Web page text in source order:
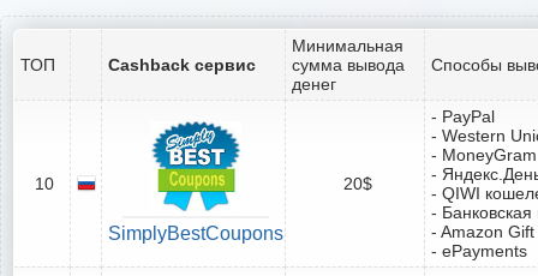
ТОП Cashback сервис
Минимальная
сумма вывода
денег
Способы
10
SimplyBestCoupons
20$
- PayPal
- Western
- MoneyGram
-
- QIWI
-
- Amazon
- ePayments